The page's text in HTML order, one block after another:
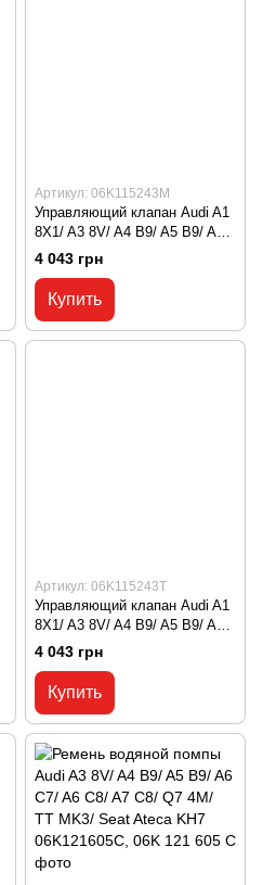
Артикул: 06K115243M
Управляющий клапан Audi A1
8X1/ A3 8V/ A4 B9/ A5 B9/ A7
C8/ Q3 F3/ Q5 B9
06K115243M, 06K 115 243 M
4 043 грн
Купить
Артикул: 06K115243T
Управляющий клапан Audi A1
8X1/ A3 8V/ A4 B9/ A5 B9/ A7
C8/ Q3 F3/ Q5 B9 06K115243T,
06K 115 243 T
4 043 грн
Купить